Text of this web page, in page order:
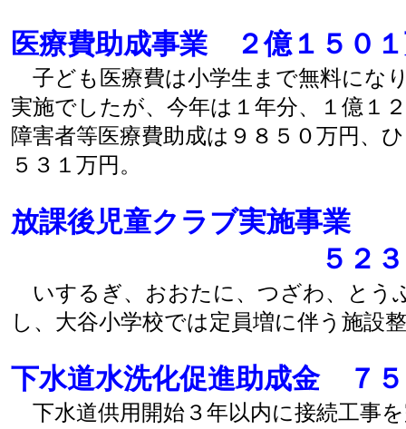
医療費助成事業 ２億１５０
子ども医療費は小学生まで無料にな
実施でしたが、今年は１年分、１億１
障害者等医療費助成は９８５０万円、
５３１万円。
放課後児童クラブ実施事業
５２３３
いするぎ、おおたに、つざわ、とう
し、大谷小学校では定員増に伴う施設
下水道水洗化促進助成金 ７
下水道供用開始３年以内に接続工事